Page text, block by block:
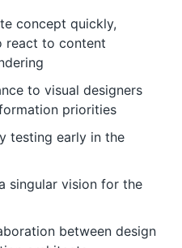
concept quickly,
react to content
to visual designers
priorities
testing early in the
singular vision for the
between design